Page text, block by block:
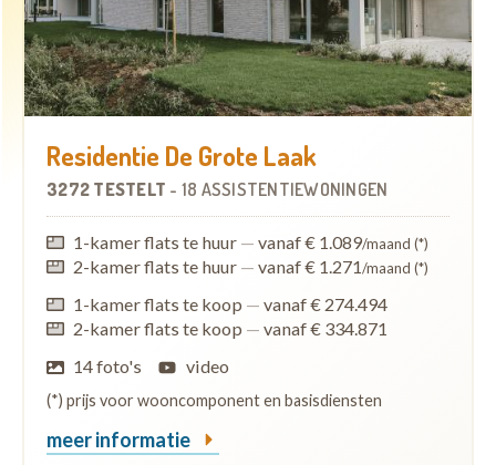
Residentie De Grote Laak
3272 TESTELT - 18 ASSISTENTIEWONINGEN
1-kamer flats te huur — vanaf € 1.089/maand (*)
2-kamer flats te huur — vanaf € 1.271/maand (*)
1-kamer flats te koop — vanaf € 274.494
2-kamer flats te koop — vanaf € 334.871
14 foto's
video
(*) prijs voor wooncomponent en basisdiensten
meer informatie